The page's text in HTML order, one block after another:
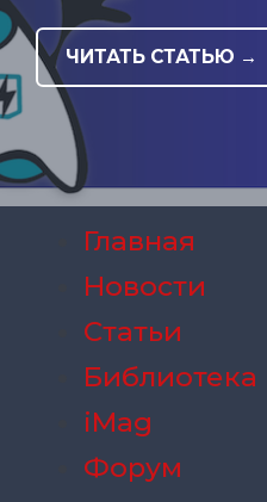
ЧИТАТЬ СТАТЬЮ →
Главная
Новости
Статьи
Библиотека
iMag
Форум